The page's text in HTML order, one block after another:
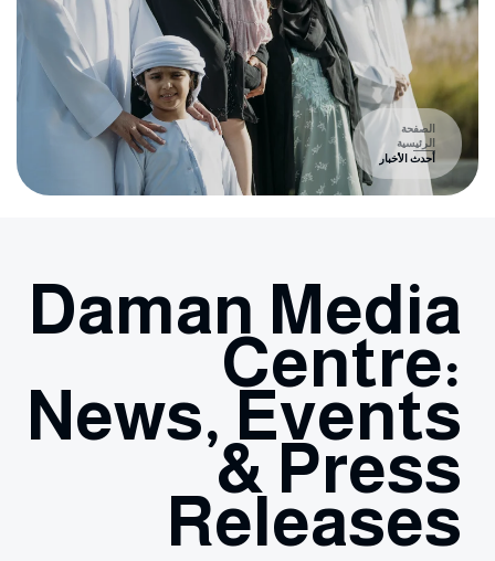
الصفحة
الرئيسية
أحدث الأخبار
Daman Media
Centre:
News, Events
& Press
Releases